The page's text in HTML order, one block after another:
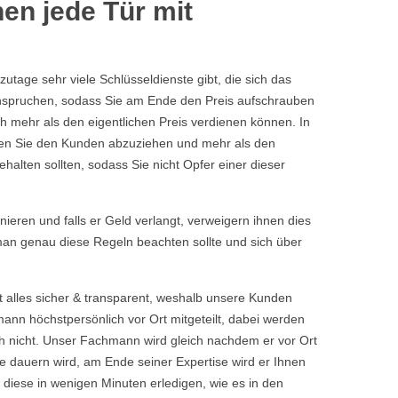
jede Tür mit
sehr viele Schlüsseldienste gibt, die sich das
sodass Sie am Ende den Preis aufschrauben
mehr als den eigentlichen Preis verdienen können. In
Sie den Kunden abzuziehen und mehr als den
sollten, sodass Sie nicht Opfer einer dieser
und falls er Geld verlangt, verweigern ihnen dies
genau diese Regeln beachten sollte und sich über
sicher & transparent, weshalb unsere Kunden
höchstpersönlich vor Ort mitgeteilt, dabei werden
Unser Fachmann wird gleich nachdem er vor Ort
wird, am Ende seiner Expertise wird er Ihnen
in wenigen Minuten erledigen, wie es in den